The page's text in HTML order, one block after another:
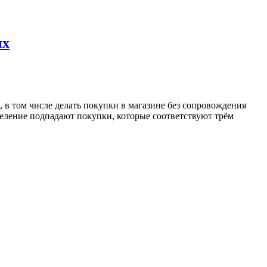
том числе делать покупки в магазине без сопровождения
подпадают покупки, которые соответствуют трём